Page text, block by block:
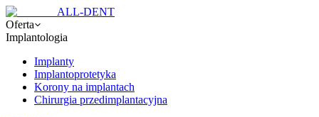
ALL-DENT
Oferta
Implantologia
Implanty
Implantoprotetyka
Korony na implantach
Chirurgia przedimplantacyjna